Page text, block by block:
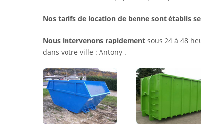
Nos tarifs de location de benne sont établis
Nous intervenons rapidement sous 24 à 48
dans votre ville : Antony .